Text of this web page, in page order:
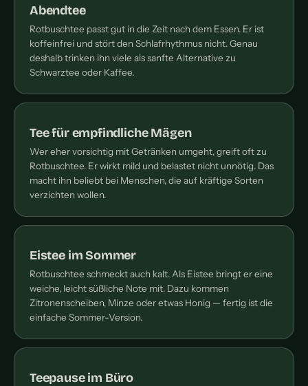
Abendtee
Rotbuschtee passt gut in die Zeit nach dem Essen. Er ist
koffeinfrei und stört den Schlafrhythmus nicht. Genau
deshalb trinken ihn viele als sanfte Alternative zu
Schwarztee oder Kaffee.
Tee für empfindliche Mägen
Wer eher vorsichtig mit Getränken umgeht, greift oft zu
Rotbuschtee. Er wirkt mild und belastet nicht unnötig. Das
macht ihn beliebt bei Menschen, die auf kräftige Sorten
verzichten wollen.
Eistee im Sommer
Rotbuschtee schmeckt auch kalt. Als Eistee bringt er eine
weiche, leicht süßliche Note mit. Dazu kommen
Zitronenscheiben, Minze oder etwas Honig — fertig ist die
einfache Sommer-Version.
Teepause im Büro